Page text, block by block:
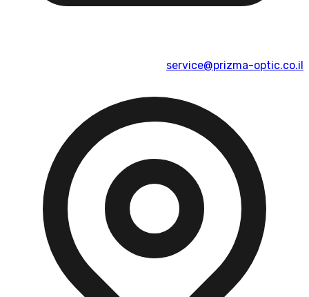
service@prizma-optic.co.il